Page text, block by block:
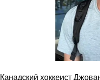
Канадский хоккеист